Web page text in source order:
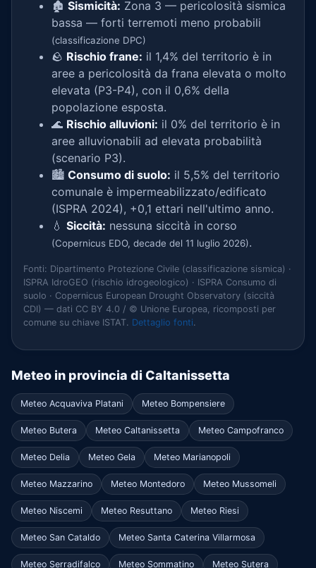
🏚️ Sismicità: Zona 3 — pericolosità sismica
bassa — forti terremoti meno probabili
(classificazione DPC)
🪨 Rischio frane: il 1,4% del territorio è in
aree a pericolosità da frana elevata o molto
elevata (P3-P4), con il 0,6% della
popolazione esposta.
🌊 Rischio alluvioni: il 0% del territorio è in
aree alluvionabili ad elevata probabilità
(scenario P3).
🏙️ Consumo di suolo: il 5,5% del territorio
comunale è impermeabilizzato/edificato
(ISPRA 2024), +0,1 ettari nell'ultimo anno.
💧 Siccità: nessuna siccità in corso
(Copernicus EDO, decade del 11 luglio 2026).
Fonti: Dipartimento Protezione Civile (classificazione sismica) ·
ISPRA IdroGEO (rischio idrogeologico) · ISPRA Consumo di
suolo · Copernicus European Drought Observatory (siccità
CDI) — dati CC BY 4.0 / © Unione Europea, ricomposti per
comune su chiave ISTAT. Dettaglio fonti.
Meteo in provincia di Caltanissetta
Meteo Acquaviva Platani Meteo Bompensiere
Meteo Butera Meteo Caltanissetta Meteo Campofranco
Meteo Delia Meteo Gela Meteo Marianopoli
Meteo Mazzarino Meteo Montedoro Meteo Mussomeli
Meteo Niscemi Meteo Resuttano Meteo Riesi
Meteo San Cataldo Meteo Santa Caterina Villarmosa
Meteo Serradifalco Meteo Sommatino Meteo Sutera